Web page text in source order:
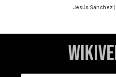
Jesús Sánchez |